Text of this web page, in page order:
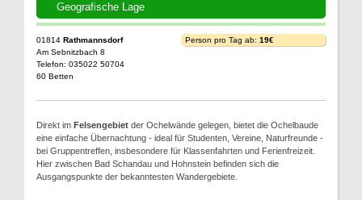
Geografische Lage
01814 Rathmannsdorf
Am Sebnitzbach 8
Telefon: 035022 50704
60 Betten
Person pro Tag ab: 19€
Direkt im Felsengebiet der Ochelwände gelegen, bietet die Ochelbaude
eine einfache Übernachtung - ideal für Studenten, Vereine, Naturfreunde -
bei Gruppentreffen, insbesondere für Klassenfahrten und Ferienfreizeit.
Hier zwischen Bad Schandau und Hohnstein befinden sich die
Ausgangspunkte der bekanntesten Wandergebiete.